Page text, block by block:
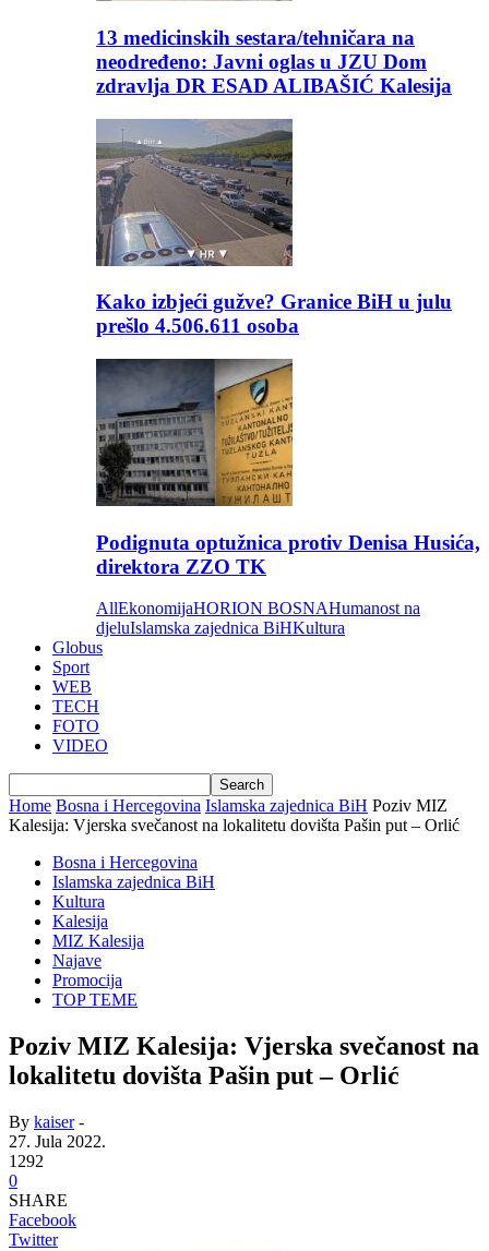
13 medicinskih sestara/tehničara na
neodređeno: Javni oglas u JZU Dom
zdravlja DR ESAD ALIBAŠIĆ Kalesija
Kako izbjeći gužve? Granice BiH u julu
prešlo 4.506.611 osoba
Podignuta optužnica protiv Denisa Husića,
direktora ZZO TK
AllEkonomijaHORION BOSNAHumanost na
djeluIslamska zajednica BiHKultura
Globus
Sport
WEB
TECH
FOTO
VIDEO
Home Bosna i Hercegovina Islamska zajednica BiH Poziv MIZ
Kalesija: Vjerska svečanost na lokalitetu dovišta Pašin put – Orlić
Bosna i Hercegovina
Islamska zajednica BiH
Kultura
Kalesija
MIZ Kalesija
Najave
Promocija
TOP TEME
Poziv MIZ Kalesija: Vjerska svečanost na
lokalitetu dovišta Pašin put – Orlić
By kaiser-
27. Jula 2022.
1292
0
SHARE
Facebook
Twitter